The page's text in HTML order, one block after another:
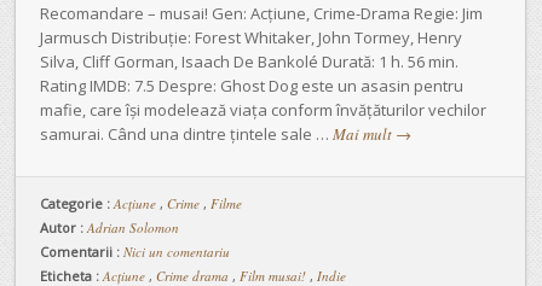
Recomandare – musai! Gen: Acțiune, Crime-Drama Regie: Jim
Jarmusch Distribuție: Forest Whitaker, John Tormey, Henry
Silva, Cliff Gorman, Isaach De Bankolé Durată: 1 h. 56 min.
Rating IMDB: 7.5 Despre: Ghost Dog este un asasin pentru
mafie, care își modelează viața conform învățăturilor vechilor
samurai. Când una dintre țintele sale … Mai mult →
Categorie : Acţiune , Crime , Filme
Autor : Adrian Solomon
Comentarii : Nici un comentariu
Eticheta : Acțiune , Crime drama , Film musai! , Indie